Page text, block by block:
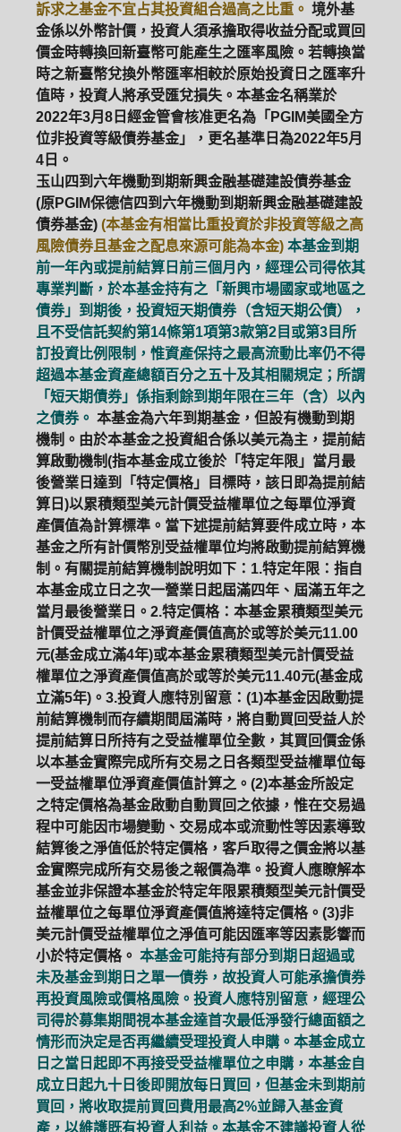
訴求之基金不宜占其投資組合過高之比重。 境外基
金係以外幣計價，投資人須承擔取得收益分配或買回
價金時轉換回新臺幣可能產生之匯率風險。若轉換當
時之新臺幣兌換外幣匯率相較於原始投資日之匯率升
值時，投資人將承受匯兌損失。本基金名稱業於
2022年3月8日經金管會核准更名為「PGIM美國全方
位非投資等級債券基金」，更名基準日為2022年5月
4日。
玉山四到六年機動到期新興金融基礎建設債券基金
(原PGIM保德信四到六年機動到期新興金融基礎建設
債券基金) (本基金有相當比重投資於非投資等級之高
風險債券且基金之配息來源可能為本金) 本基金到期
前一年內或提前結算日前三個月內，經理公司得依其
專業判斷，於本基金持有之「新興市場國家或地區之
債券」到期後，投資短天期債券（含短天期公債），
且不受信託契約第14條第1項第3款第2目或第3目所
訂投資比例限制，惟資產保持之最高流動比率仍不得
超過本基金資產總額百分之五十及其相關規定；所謂
「短天期債券」係指剩餘到期年限在三年（含）以內
之債券。 本基金為六年到期基金，但設有機動到期
機制。由於本基金之投資組合係以美元為主，提前結
算啟動機制(指本基金成立後於「特定年限」當月最
後營業日達到「特定價格」目標時，該日即為提前結
算日)以累積類型美元計價受益權單位之每單位淨資
產價值為計算標準。當下述提前結算要件成立時，本
基金之所有計價幣別受益權單位均將啟動提前結算機
制。有關提前結算機制說明如下：1.特定年限：指自
本基金成立日之次一營業日起屆滿四年、屆滿五年之
當月最後營業日。2.特定價格：本基金累積類型美元
計價受益權單位之淨資產價值高於或等於美元11.00
元(基金成立滿4年)或本基金累積類型美元計價受益
權單位之淨資產價值高於或等於美元11.40元(基金成
立滿5年)。3.投資人應特別留意：(1)本基金因啟動提
前結算機制而存續期間屆滿時，將自動買回受益人於
提前結算日所持有之受益權單位全數，其買回價金係
以本基金實際完成所有交易之日各類型受益權單位每
一受益權單位淨資產價值計算之。(2)本基金所設定
之特定價格為基金啟動自動買回之依據，惟在交易過
程中可能因市場變動、交易成本或流動性等因素導致
結算後之淨值低於特定價格，客戶取得之價金將以基
金實際完成所有交易後之報價為準。投資人應瞭解本
基金並非保證本基金於特定年限累積類型美元計價受
益權單位之每單位淨資產價值將達特定價格。(3)非
美元計價受益權單位之淨值可能因匯率等因素影響而
小於特定價格。 本基金可能持有部分到期日超過或
未及基金到期日之單一債券，故投資人可能承擔債券
再投資風險或價格風險。投資人應特別留意，經理公
司得於募集期間視本基金達首次最低淨發行總面額之
情形而決定是否再繼續受理投資人申購。本基金成立
日之當日起即不再接受受益權單位之申購，本基金自
成立日起九十日後即開放每日買回，但基金未到期前
買回，將收取提前買回費用最高2%並歸入基金資
產，以維護既有投資人利益。本基金不建議投資人從